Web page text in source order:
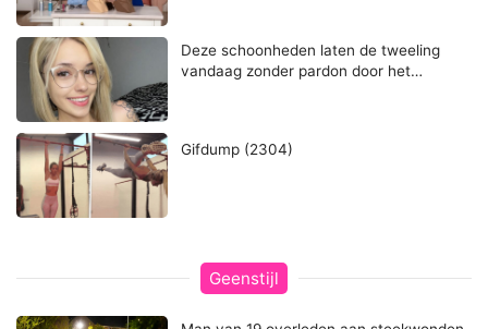
Deze schoonheden laten de tweeling
vandaag zonder pardon door het…
Gifdump (2304)
Geenstijl